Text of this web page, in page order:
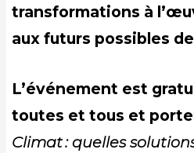
transformations à
aux futurs possibles
L’événement est
toutes et tous et
Climat : quelles